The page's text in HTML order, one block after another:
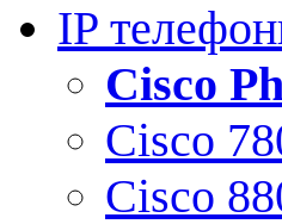
IP
Сisco
Cisco
Cisco